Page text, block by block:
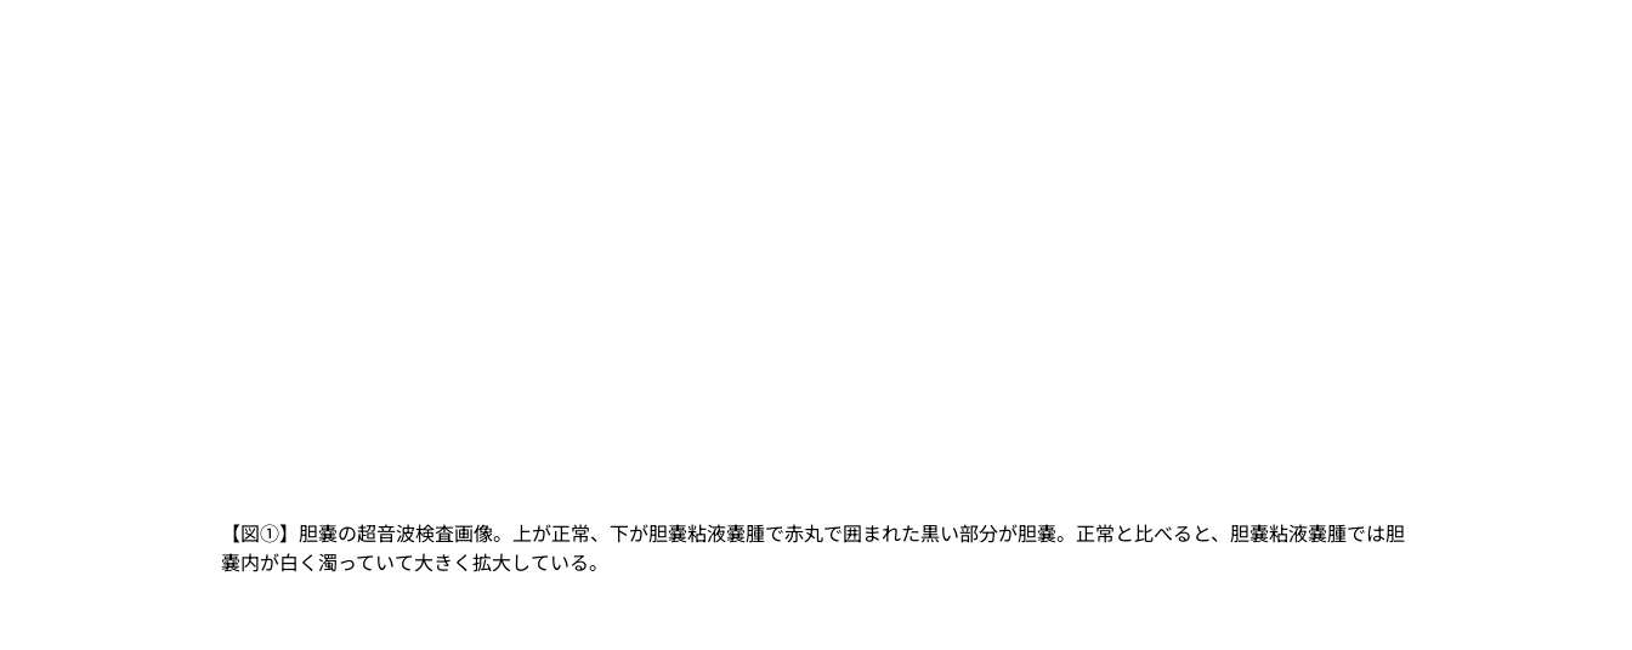
【図①】胆嚢の超音波検査画像。上が正常、下が胆嚢粘液嚢腫で赤丸で囲まれた黒い部分が胆嚢。正常と比べると、胆嚢粘液嚢腫では胆
嚢内が白く濁っていて大きく拡大している。